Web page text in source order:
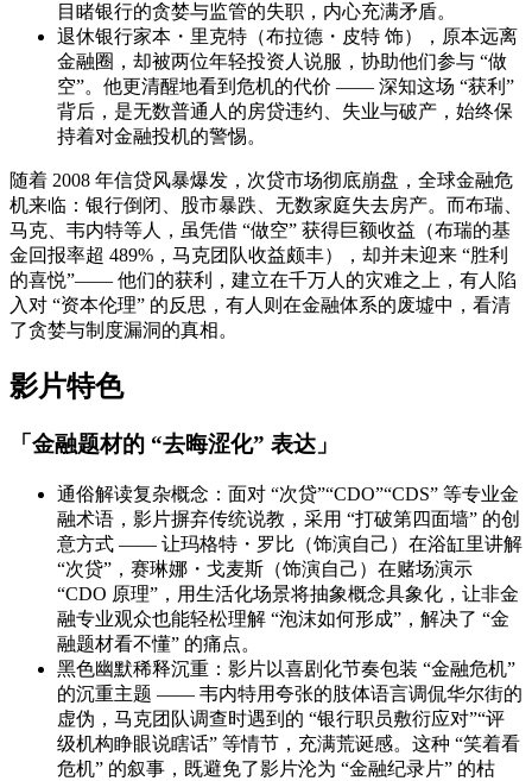
目睹银行的贪婪与监管的失职，内心充满矛盾。
退休银行家本・里克特（布拉德・皮特 饰），原本远离
金融圈，却被两位年轻投资人说服，协助他们参与 “做
空”。他更清醒地看到危机的代价 —— 深知这场 “获利”
背后，是无数普通人的房贷违约、失业与破产，始终保
持着对金融投机的警惕。
随着 2008 年信贷风暴爆发，次贷市场彻底崩盘，全球金融危
机来临：银行倒闭、股市暴跌、无数家庭失去房产。而布瑞、
马克、韦内特等人，虽凭借 “做空” 获得巨额收益（布瑞的基
金回报率超 489%，马克团队收益颇丰），却并未迎来 “胜利
的喜悦”—— 他们的获利，建立在千万人的灾难之上，有人陷
入对 “资本伦理” 的反思，有人则在金融体系的废墟中，看清
了贪婪与制度漏洞的真相。
影片特色
「金融题材的 “去晦涩化” 表达」
通俗解读复杂概念：面对 “次贷”“CDO”“CDS” 等专业金
融术语，影片摒弃传统说教，采用 “打破第四面墙” 的创
意方式 —— 让玛格特・罗比（饰演自己）在浴缸里讲解
“次贷”，赛琳娜・戈麦斯（饰演自己）在赌场演示
“CDO 原理”，用生活化场景将抽象概念具象化，让非金
融专业观众也能轻松理解 “泡沫如何形成”，解决了 “金
融题材看不懂” 的痛点。
黑色幽默稀释沉重：影片以喜剧化节奏包装 “金融危机”
的沉重主题 —— 韦内特用夸张的肢体语言调侃华尔街的
虚伪，马克团队调查时遇到的 “银行职员敷衍应对”“评
级机构睁眼说瞎话” 等情节，充满荒诞感。这种 “笑着看
危机” 的叙事，既避免了影片沦为 “金融纪录片” 的枯